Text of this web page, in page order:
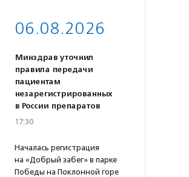
06.08.2026
Минздрав уточнил
правила передачи
пациентам
незарегистрированных
в России препаратов
17:30
Началась регистрация
на «Добрый забег» в парке
Победы на Поклонной горе